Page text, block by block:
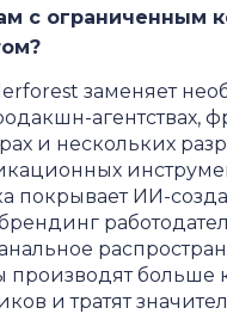
с ограниченным
заменяет
агентствах,
и нескольких
покрывает ИИ-
производят больше
и тратят